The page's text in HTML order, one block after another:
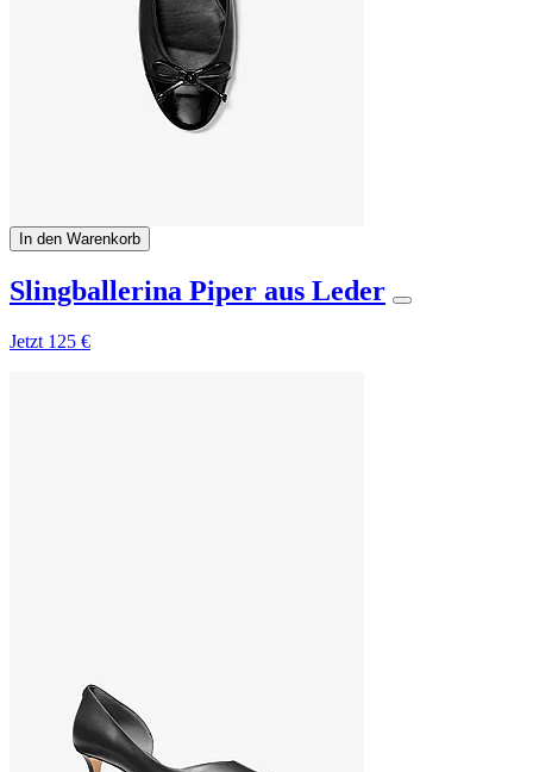
In den Warenkorb
Slingballerina Piper aus Leder
Jetzt 125 €